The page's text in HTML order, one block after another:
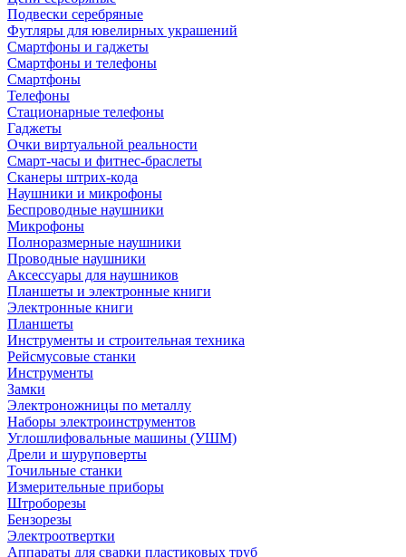
Подвески серебряные
Футляры для ювелирных украшений
Смартфоны и гаджеты
Смартфоны и телефоны
Смартфоны
Телефоны
Стационарные телефоны
Гаджеты
Очки виртуальной реальности
Смарт-часы и фитнес-браслеты
Сканеры штрих-кода
Наушники и микрофоны
Беспроводные наушники
Микрофоны
Полноразмерные наушники
Проводные наушники
Аксессуары для наушников
Планшеты и электронные книги
Электронные книги
Планшеты
Инструменты и строительная техника
Рейсмусовые станки
Инструменты
Замки
Электроножницы по металлу
Наборы электроинструментов
Углошлифовальные машины (УШМ)
Дрели и шуруповерты
Точильные станки
Измерительные приборы
Штроборезы
Бензорезы
Электроотвертки
Аппараты для сварки пластиковых труб